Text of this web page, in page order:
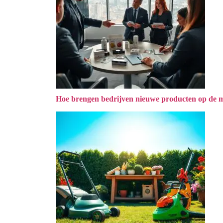
Hoe brengen bedrijven nieuwe producten op de